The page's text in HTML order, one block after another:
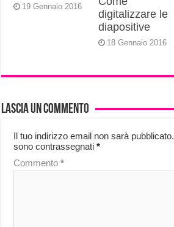
19 Gennaio 2016
digitalizzare le
diapositive
18 Gennaio 2016
Lascia un commento
Il tuo indirizzo email non sarà pubblicato.
sono contrassegnati*
Commento*